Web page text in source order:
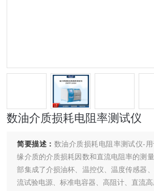
数油介质损耗电阻率测试仪
简要描述： 数油介质损耗电阻率测试仪-
缘介质的介质损耗因数和直流电阻率的测
部集成了介损油杯、温控仪、温度传感器
流试验电源、标准电容器、高阻计、直流高